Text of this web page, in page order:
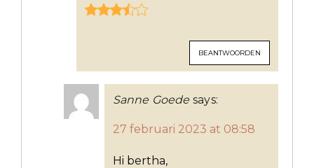
BEANTWOORDEN
Sanne Goede says:
27 februari 2023 at 08:58
Hi bertha,